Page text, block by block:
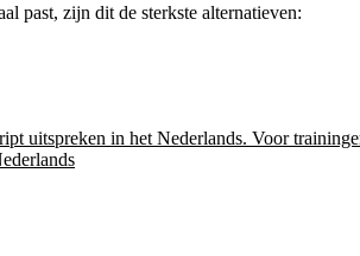
past, zijn dit de sterkste alternatieven:
uitspreken in het Nederlands. Voor